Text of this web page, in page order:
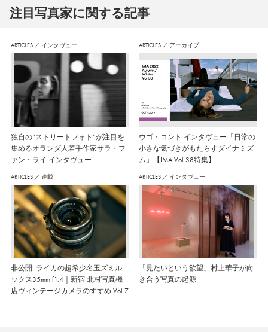
注⽬写真家に関する記事
ARTICLES ／ インタヴュー
独自の“ストリートフォト”が注目を
集めるオランダ人若手作家サラ・フ
ァン・ライ インタヴュー
ARTICLES ／ アーカイブ
ウゴ・コント インタヴュー「日常の
小さな気づきがもたらすダイナミズ
ム」【IMA Vol.38特集】
ARTICLES ／ 連載
非公開: ライカの超希少名玉ズミル
ックス35mm f1.4｜新宿 北村写真機
店ヴィンテージカメラのすすめ Vol.7
ARTICLES ／ インタヴュー
「見たいという欲望」村上華子が向
き合う写真の起源